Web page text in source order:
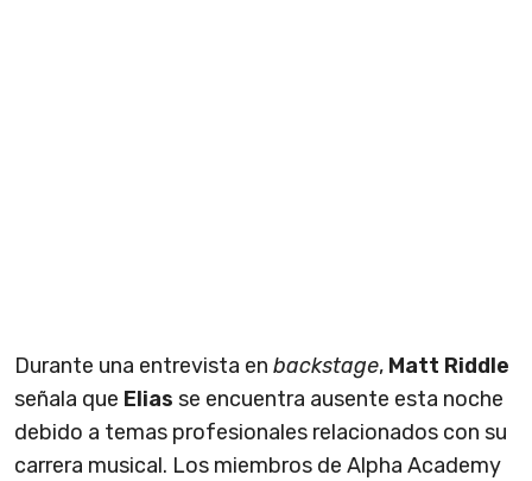
Durante una entrevista en backstage, Matt Riddle
señala que Elias se encuentra ausente esta noche
debido a temas profesionales relacionados con su
carrera musical. Los miembros de Alpha Academy